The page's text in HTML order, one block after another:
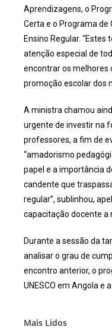
Aprendizagens, o
Certa e o Programa de
Ensino Regular.
atenção especial de
encontrar os melhores
promoção escolar dos
A ministra chamou
urgente de investir na
professores, a fim de
“amadorismo
papel e a importância
candente que
regular”, sublinhou,
capacitação docente a
Durante a sessão da
analisar o grau de
encontro anterior, o
UNESCO em Angola e
Mais Lidos